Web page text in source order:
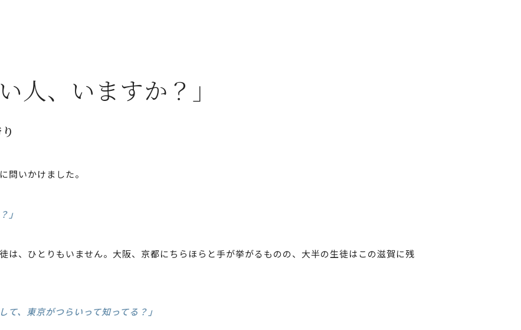
人、いますか？」
問いかけました。
」
は、ひとりもいません。大阪、京都にちらほらと手が挙がるものの、大半の生徒はこの滋賀に残
、東京がつらいって知ってる？」